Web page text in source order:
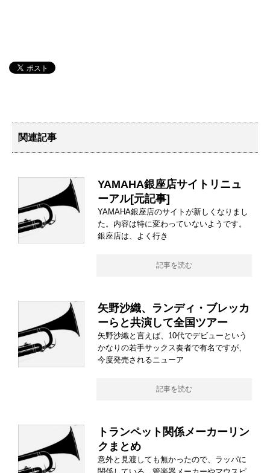
関連記事
YAMAHA銀座店サイトリニュ
ーアル[元記事]
YAMAHA銀座店のサイトが新しくなりまし
た。内容は特に変わっていないようです。
銀座店は、よく行き
記事を読む
矢野沙織、ランディ・ブレッカ
ーらと共演して全国ツアー
矢野沙織と言えば、10代でデビューという
かなりの若手サックス奏者で有名ですが、
今度発売されるニューア
記事を読む
トランペット関係メーカーリン
クまとめ
意外と見渡しても無かったので、ラッパに